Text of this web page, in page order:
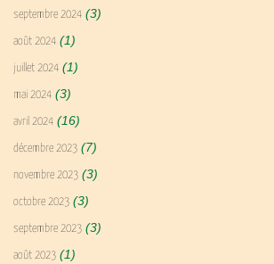
septembre 2024 (3)
août 2024 (1)
juillet 2024 (1)
mai 2024 (3)
avril 2024 (16)
décembre 2023 (7)
novembre 2023 (3)
octobre 2023 (3)
septembre 2023 (3)
août 2023 (1)